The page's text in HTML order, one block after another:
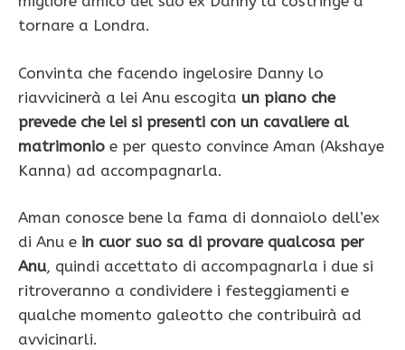
tornare a Londra.
Convinta che facendo ingelosire Danny lo
riavvicinerà a lei Anu escogita un piano che
prevede che lei si presenti con un cavaliere al
matrimonio e per questo convince Aman (Akshaye
Kanna) ad accompagnarla.
Aman conosce bene la fama di donnaiolo dell’ex
di Anu e in cuor suo sa di provare qualcosa per
Anu, quindi accettato di accompagnarla i due si
ritroveranno a condividere i festeggiamenti e
qualche momento galeotto che contribuirà ad
avvicinarli.